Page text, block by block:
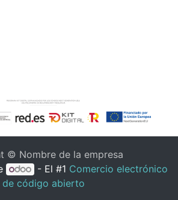
© Nombre de la empresa
- El #1 Comercio electrónico
de código abierto